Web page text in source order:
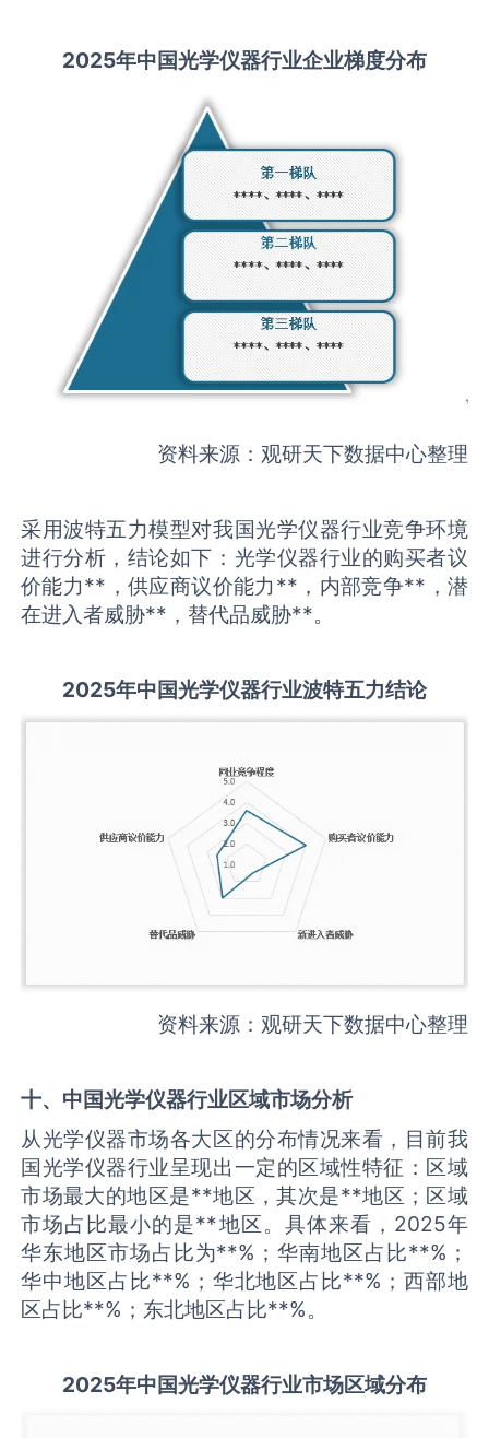
2025年中国光学仪器行业企业梯度分布
资料来源：观研天下数据中心整理
采用波特五力模型对我国光学仪器行业竞争环境
进行分析，结论如下：光学仪器行业的购买者议
价能力**，供应商议价能力**，内部竞争**，潜
在进入者威胁**，替代品威胁**。
2025年中国光学仪器行业波特五力结论
资料来源：观研天下数据中心整理
十、中国光学仪器行业区域市场分析
从光学仪器市场各大区的分布情况来看，目前我
国光学仪器行业呈现出一定的区域性特征：区域
市场最大的地区是**地区，其次是**地区；区域
市场占比最小的是**地区。具体来看，2025年
华东地区市场占比为**%；华南地区占比**%；
华中地区占比**%；华北地区占比**%；西部地
区占比**%；东北地区占比**%。
2025年中国光学仪器行业市场区域分布